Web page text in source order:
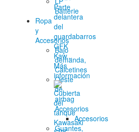
Batterie
Ropa
y
Accesorios
Bajo
demanda,
Calcetines
Oeste
de
airbag
Accesorios
Accesorios
Guantes,
Parte
delantera
del
guardabarros
GFK
Kaw...
Más
información